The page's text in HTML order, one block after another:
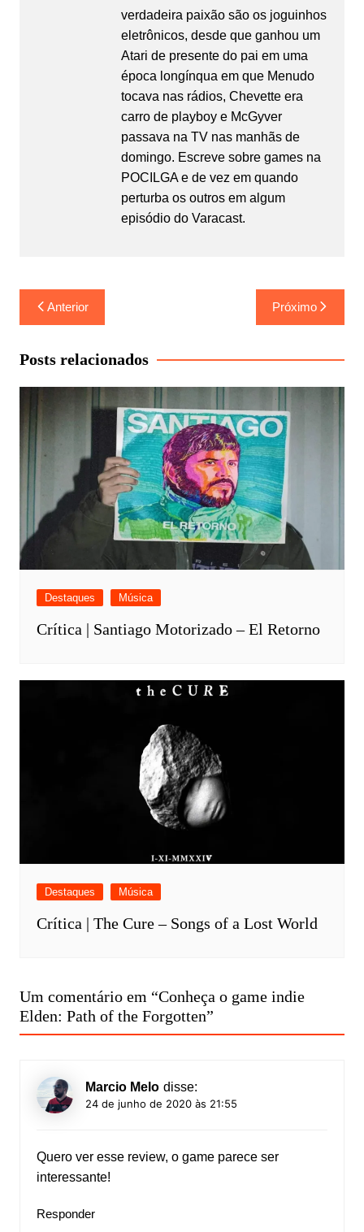
verdadeira paixão são os joguinhos
eletrônicos, desde que ganhou um
Atari de presente do pai em uma
época longínqua em que Menudo
tocava nas rádios, Chevette era
carro de playboy e McGyver
passava na TV nas manhãs de
domingo. Escreve sobre games na
POCILGA e de vez em quando
perturba os outros em algum
episódio do Varacast.
Navegação
de
Post
Anterior Próximo
Posts relacionados
Destaques Música
Crítica | Santiago Motorizado – El Retorno
Destaques Música
Crítica | The Cure – Songs of a Lost World
Um comentário em “Conheça o game indie
Elden: Path of the Forgotten”
Marcio Melo disse:
24 de junho de 2020 às 21:55
Quero ver esse review, o game parece ser
interessante!
Responder